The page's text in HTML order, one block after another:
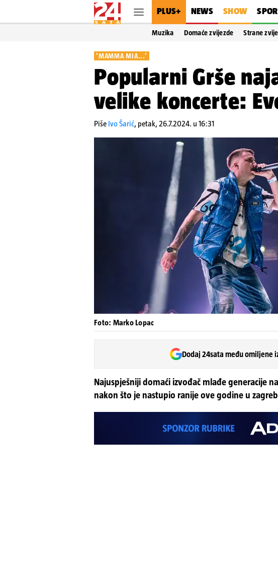
PLUS+ NEWS SHOW
Muzika Domaće zvijezde Strane
'MAMMA MIA...'
Popularni Grše
velike koncerte:
Piše Ivo Šarić, petak, 26.7.2024. u 16:31
Foto: Marko Lopac
Dodaj 24sata među omiljene
Najuspješniji domaći izvođač mlađe generacije
nakon što je nastupio ranije ove godine u